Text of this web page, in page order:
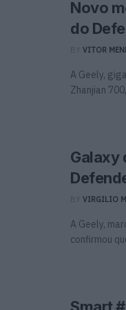
Novo
do
BY VITOR
A Geely,
Zhanjian
Galaxy
BY VIRGILIO
A Geely,
confirmou